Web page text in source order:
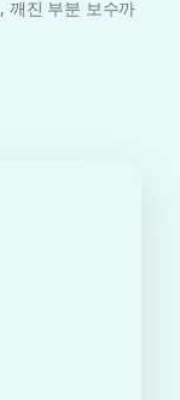
깨진 부분 보수까